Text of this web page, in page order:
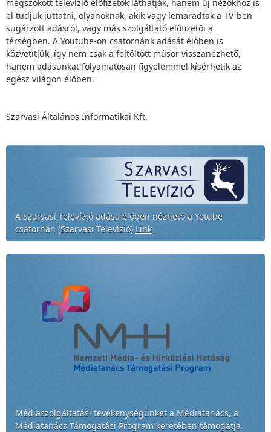
megszokott televízió előfizetők láthatják, hanem új nézőkhöz is
el tudjuk juttatni, olyanoknak, akik vagy lemaradtak a TV-ben
sugárzott adásról, vagy más szolgáltató előfizetői a
térségben. A Youtube-on csatornánk adását élőben is
közvetítjük, így nem csak a feltöltött műsor visszanézhető,
hanem adásunkat folyamatosan figyelemmel kísérhetik az
egész világon élőben.
Szarvasi Általános Informatikai Kft.
A Szarvasi Televízió adása élőben nézhető a Yotube
csatornán (Szarvasi Televízió) Link
Médiaszolgáltatási tevékenységünket a Médiatanács, a
Médiatanács Támogatási Program keretében támogatja.